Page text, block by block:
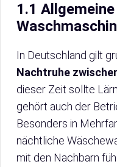
1.1
In Deutschland gilt
Nachtruhe
dieser Zeit sollte
gehört auch der
Besonders in
nächtliche
mit den Nachbarn